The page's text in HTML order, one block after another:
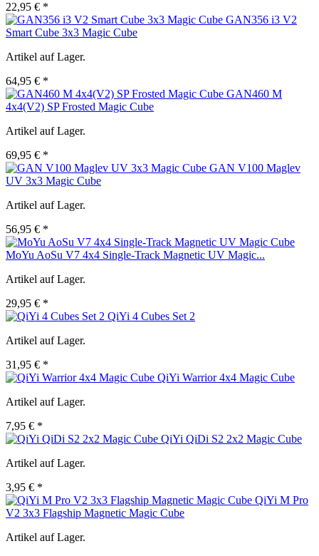
22,95 € *
GAN356 i3 V2
Smart Cube 3x3 Magic Cube
Artikel auf Lager.
64,95 € *
GAN460 M
4x4(V2) SP Frosted Magic Cube
Artikel auf Lager.
69,95 € *
GAN V100 Maglev
UV 3x3 Magic Cube
Artikel auf Lager.
56,95 € *
MoYu AoSu V7 4x4 Single-Track Magnetic UV Magic...
Artikel auf Lager.
29,95 € *
QiYi 4 Cubes Set 2
Artikel auf Lager.
31,95 € *
QiYi Warrior 4x4 Magic Cube
Artikel auf Lager.
7,95 € *
QiYi QiDi S2 2x2 Magic Cube
Artikel auf Lager.
3,95 € *
QiYi M Pro
V2 3x3 Flagship Magnetic Magic Cube
Artikel auf Lager.